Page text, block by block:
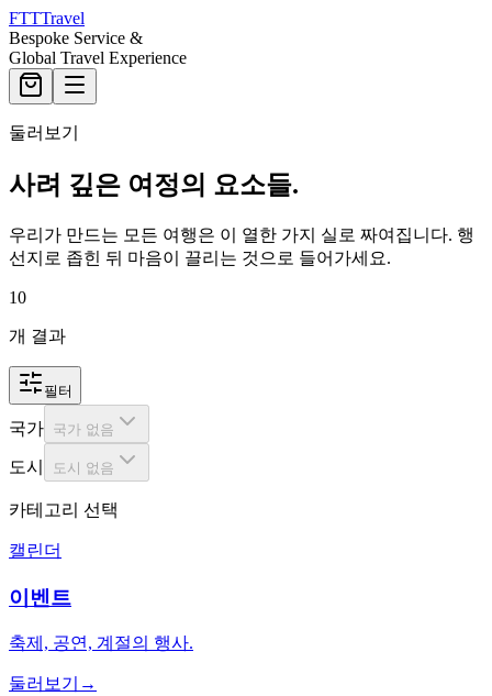
FTTTravel
Bespoke Service &
Global Travel Experience
둘러보기
사려 깊은 여정의 요소들.
우리가 만드는 모든 여행은 이 열한 가지 실로 짜여집니다. 행
선지로 좁힌 뒤 마음이 끌리는 것으로 들어가세요.
10
개 결과
필터
국가 국가 없음
도시 도시 없음
카테고리 선택
캘린더
이벤트
축제, 공연, 계절의 행사.
둘러보기 →